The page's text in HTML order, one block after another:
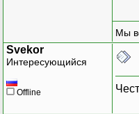
Мы
Svekor
Интересующийся
Offline